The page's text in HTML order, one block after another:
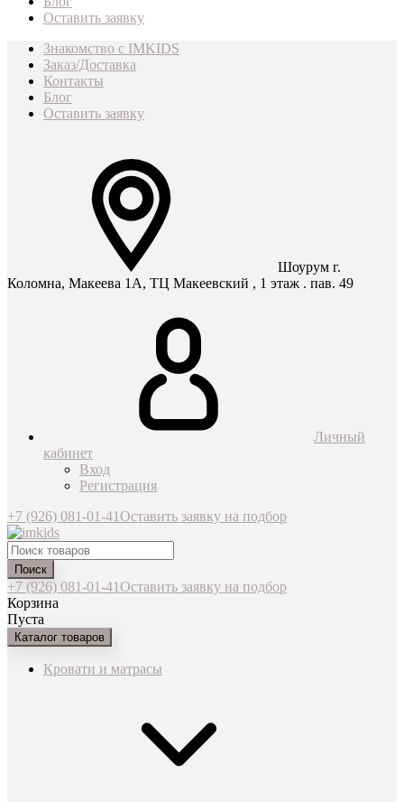
Оставить заявку
Знакомство с IMKIDS
Заказ/Доставка
Контакты
Блог
Оставить заявку
Шоурум г.
Коломна, Макеева 1А, ТЦ Макеевский , 1 этаж . пав. 49
Личный
кабинет
Вход
Регистрация
+7 (926) 081-01-41Оставить заявку на подбор
Поиск
+7 (926) 081-01-41Оставить заявку на подбор
Корзина
Пуста
Каталог товаров
Кровати и матрасы